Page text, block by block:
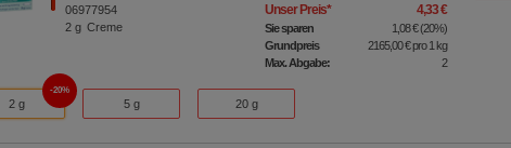
06977954
2g Creme
Unser Preis* 4,33 €
Sie sparen 1,08 €(20%)
Grundpreis
2165,00 €pro 1 kg
Max. Abgabe:
2
2 g
20%
5 g 20 g